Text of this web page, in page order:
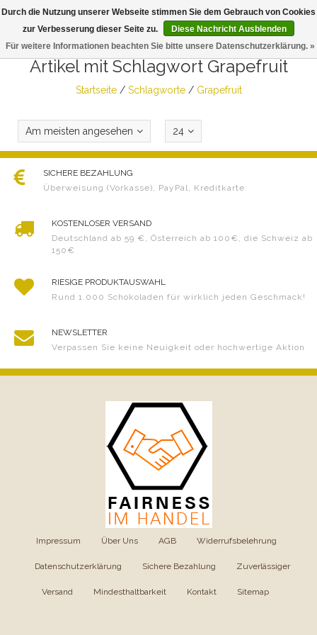
Artikel mit Schlagwort Grapefruit
Startseite/ Schlagworte/ Grapefruit
Am meisten angesehen 24
SICHERE BEZAHLUNG
Überweisung (Vorkasse), PayPal, Kreditkarte
KOSTENLOSER VERSAND
Deutschland ab 59 €, Österreich ab 100€, die Schweiz ab
150€
RIESIGE PRODUKTAUSWAHL
Rund 1.000 Schokoladen für wirklich jeden Geschmack!
NEWSLETTER
Verpassen Sie keine Neuigkeit oder hochwertige Aktion
Impressum Über Uns AGB Widerrufsbelehrung
Datenschutzerklärung Sichere Bezahlung Zuverlässiger
Versand Mindesthaltbarkeit Kontakt Sitemap
Durch die Nutzung unserer Webseite stimmen Sie dem Gebrauch von Cookies
zur Verbesserung dieser Seite zu.
Diese Nachricht Ausblenden
Für weitere Informationen beachten Sie bitte unsere Datenschutzerklärung. »